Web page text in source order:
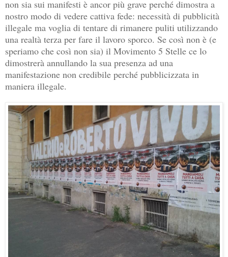
non sia sui manifesti è ancor più grave perché dimostra a
nostro modo di vedere cattiva fede: necessità di pubblicità
illegale ma voglia di tentare di rimanere puliti utilizzando
una realtà terza per fare il lavoro sporco. Se così non è (e
speriamo che così non sia) il Movimento 5 Stelle ce lo
dimostrerà annullando la sua presenza ad una
manifestazione non credibile perché pubblicizzata in
maniera illegale.